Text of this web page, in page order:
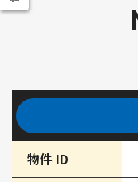
物件 ID